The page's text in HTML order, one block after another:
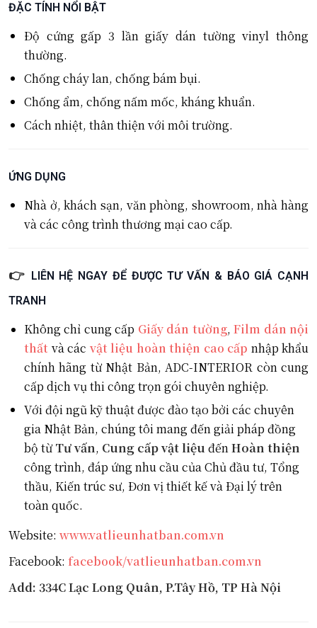
ĐẶC TÍNH NỔI BẬT
Độ cứng gấp 3 lần giấy dán tường vinyl thông
thường.
Chống cháy lan, chống bám bụi.
Chống ẩm, chống nấm mốc, kháng khuẩn.
Cách nhiệt, thân thiện với môi trường.
ỨNG DỤNG
Nhà ở, khách sạn, văn phòng, showroom, nhà hàng
và các công trình thương mại cao cấp.
👉 LIÊN HỆ NGAY ĐỂ ĐƯỢC TƯ VẤN & BÁO GIÁ CẠNH
TRANH
Không chỉ cung cấp Giấy dán tường,Film dán nội
thất và các vật liệu hoàn thiện cao cấp nhập khẩu
chính hãng từ Nhật Bản, ADC-INTERIOR còn cung
cấp dịch vụ thi công trọn gói chuyên nghiệp.
Với đội ngũ kỹ thuật được đào tạo bởi các chuyên
gia Nhật Bản, chúng tôi mang đến giải pháp đồng
bộ từTư vấn, Cung cấp vật liệu đếnHoàn thiện
công trình, đáp ứng nhu cầu của Chủ đầu tư, Tổng
thầu, Kiến trúc sư, Đơn vị thiết kế và Đại lý trên
toàn quốc.
Website: www.vatlieunhatban.com.vn
Facebook: facebook/vatlieunhatban.com.vn
Add: 334C Lạc Long Quân, P.Tây Hồ, TP Hà Nội